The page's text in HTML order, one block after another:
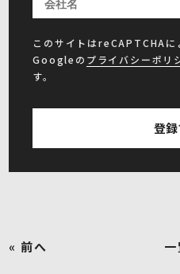
このサイトはreCAPTCHAに
Googleの プライバシーポリ
す。
« 前へ